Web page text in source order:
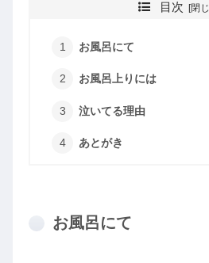
目次
お風呂にて
お風呂上りには
泣いてる理由
あとがき
お風呂にて